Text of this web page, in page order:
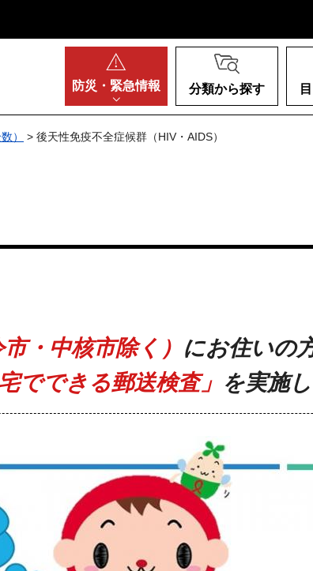
防災・ 緊急情報 分類から探す
） > 後天性免疫不全症候群（HIV・AIDS）
・中核市除く） にお住いの
でできる郵送検査」 を実施